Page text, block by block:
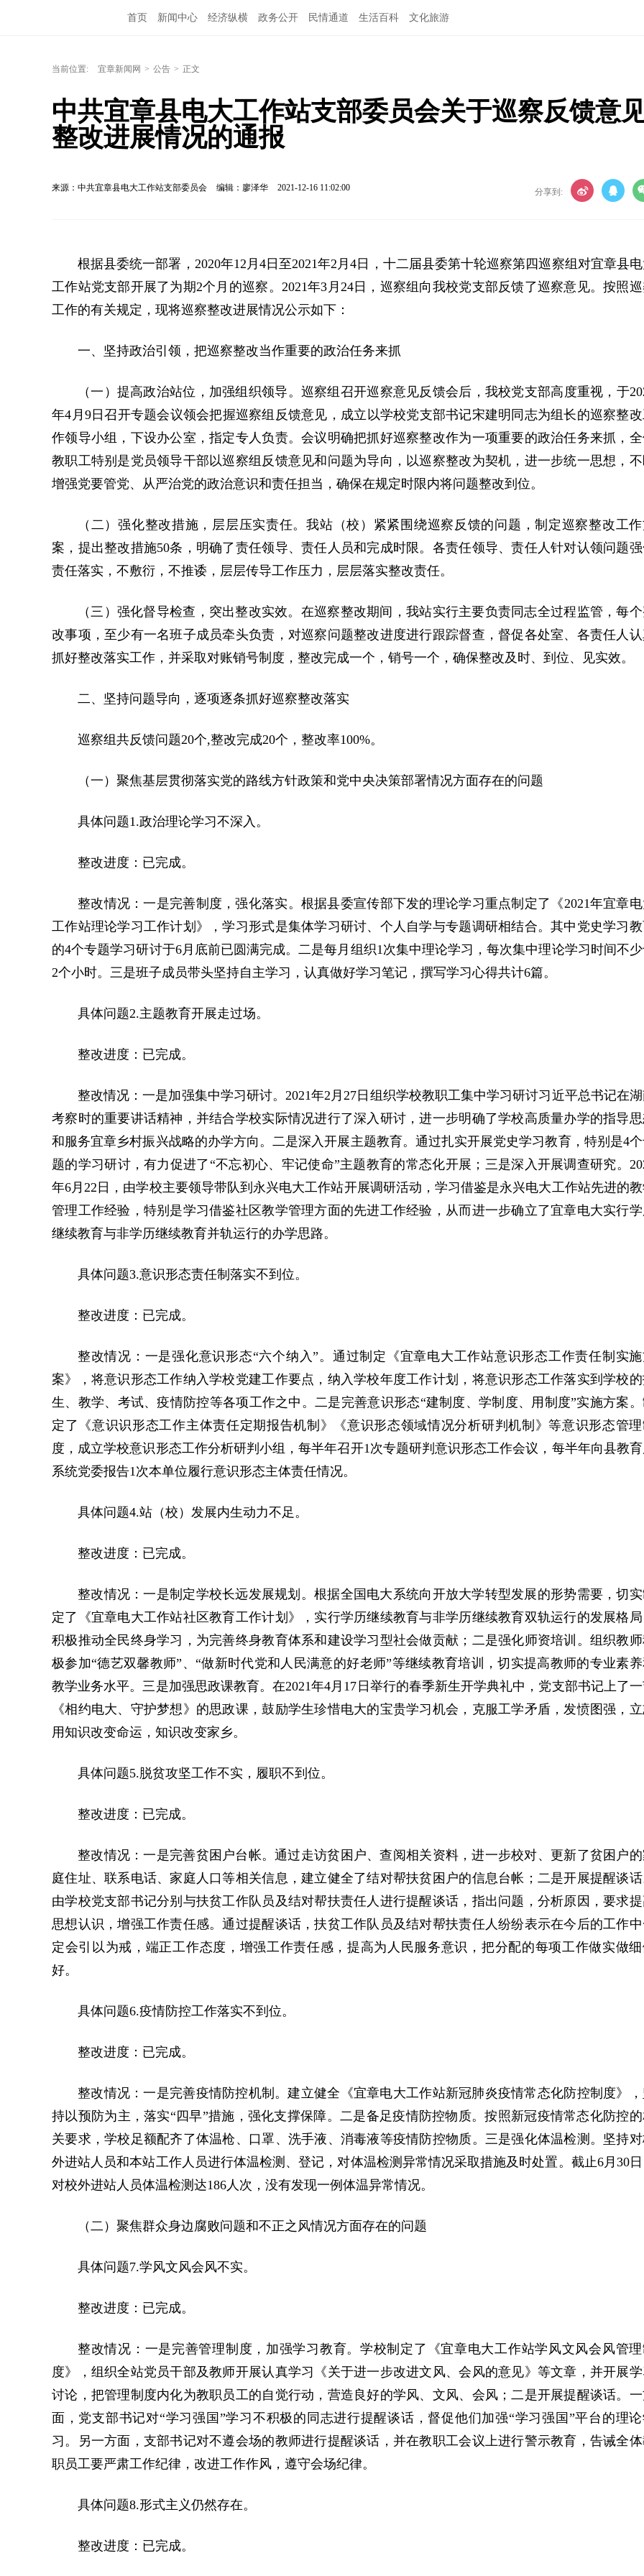
首页 新闻中心 经济纵横 政务公开 民情通道 生活百科 文化旅游
当前位置: 宜章新闻网 > 公告 > 正文
中共宜章县电大工作站支部委员会关于巡察反馈意
整改进展情况的通报
来源：中共宜章县电大工作站支部委员会 编辑：廖泽华 2021-12-16 11:02:00 分享到:
根据县委统一部署，2020年12月4日至2021年2月4日，十二届县委第十轮巡察第四巡察组对宜章县
工作站党支部开展了为期2个月的巡察。2021年3月24日，巡察组向我校党支部反馈了巡察意见。按照
工作的有关规定，现将巡察整改进展情况公示如下：
一、坚持政治引领，把巡察整改当作重要的政治任务来抓
（一）提高政治站位，加强组织领导。巡察组召开巡察意见反馈会后，我校党支部高度重视，于
年4月9日召开专题会议领会把握巡察组反馈意见，成立以学校党支部书记宋建明同志为组长的巡察整
作领导小组，下设办公室，指定专人负责。会议明确把抓好巡察整改作为一项重要的政治任务来抓，
教职工特别是党员领导干部以巡察组反馈意见和问题为导向，以巡察整改为契机，进一步统一思想，
增强党要管党、从严治党的政治意识和责任担当，确保在规定时限内将问题整改到位。
（二）强化整改措施，层层压实责任。我站（校）紧紧围绕巡察反馈的问题，制定巡察整改工
案，提出整改措施50条，明确了责任领导、责任人员和完成时限。各责任领导、责任人针对认领问题
责任落实，不敷衍，不推诿，层层传导工作压力，层层落实整改责任。
（三）强化督导检查，突出整改实效。在巡察整改期间，我站实行主要负责同志全过程监管，每
改事项，至少有一名班子成员牵头负责，对巡察问题整改进度进行跟踪督查，督促各处室、各责任人
抓好整改落实工作，并采取对账销号制度，整改完成一个，销号一个，确保整改及时、到位、见实效。
二、坚持问题导向，逐项逐条抓好巡察整改落实
巡察组共反馈问题20个,整改完成20个，整改率100%。
（一）聚焦基层贯彻落实党的路线方针政策和党中央决策部署情况方面存在的问题
具体问题1.政治理论学习不深入。
整改进度：已完成。
整改情况：一是完善制度，强化落实。根据县委宣传部下发的理论学习重点制定了《2021年宜章
工作站理论学习工作计划》，学习形式是集体学习研讨、个人自学与专题调研相结合。其中党史学习
的4个专题学习研讨于6月底前已圆满完成。二是每月组织1次集中理论学习，每次集中理论学习时间不
2个小时。三是班子成员带头坚持自主学习，认真做好学习笔记，撰写学习心得共计6篇。
具体问题2.主题教育开展走过场。
整改进度：已完成。
整改情况：一是加强集中学习研讨。2021年2月27日组织学校教职工集中学习研讨习近平总书记在
考察时的重要讲话精神，并结合学校实际情况进行了深入研讨，进一步明确了学校高质量办学的指导
和服务宜章乡村振兴战略的办学方向。二是深入开展主题教育。通过扎实开展党史学习教育，特别是4
题的学习研讨，有力促进了“不忘初心、牢记使命”主题教育的常态化开展；三是深入开展调查研究。
年6月22日，由学校主要领导带队到永兴电大工作站开展调研活动，学习借鉴是永兴电大工作站先进的
管理工作经验，特别是学习借鉴社区教学管理方面的先进工作经验，从而进一步确立了宜章电大实行
继续教育与非学历继续教育并轨运行的办学思路。
具体问题3.意识形态责任制落实不到位。
整改进度：已完成。
整改情况：一是强化意识形态“六个纳入”。通过制定《宜章电大工作站意识形态工作责任制实
案》，将意识形态工作纳入学校党建工作要点，纳入学校年度工作计划，将意识形态工作落实到学校
生、教学、考试、疫情防控等各项工作之中。二是完善意识形态“建制度、学制度、用制度”实施方案。
定了《意识识形态工作主体责任定期报告机制》《意识形态领域情况分析研判机制》等意识形态管理
度，成立学校意识形态工作分析研判小组，每半年召开1次专题研判意识形态工作会议，每半年向县教
系统党委报告1次本单位履行意识形态主体责任情况。
具体问题4.站（校）发展内生动力不足。
整改进度：已完成。
整改情况：一是制定学校长远发展规划。根据全国电大系统向开放大学转型发展的形势需要，切实
定了《宜章电大工作站社区教育工作计划》，实行学历继续教育与非学历继续教育双轨运行的发展格局
积极推动全民终身学习，为完善终身教育体系和建设学习型社会做贡献；二是强化师资培训。组织教
极参加“德艺双馨教师”、“做新时代党和人民满意的好老师”等继续教育培训，切实提高教师的专业素养
教学业务水平。三是加强思政课教育。在2021年4月17日举行的春季新生开学典礼中，党支部书记上了
《相约电大、守护梦想》的思政课，鼓励学生珍惜电大的宝贵学习机会，克服工学矛盾，发愤图强，
用知识改变命运，知识改变家乡。
具体问题5.脱贫攻坚工作不实，履职不到位。
整改进度：已完成。
整改情况：一是完善贫困户台帐。通过走访贫困户、查阅相关资料，进一步校对、更新了贫困户
庭住址、联系电话、家庭人口等相关信息，建立健全了结对帮扶贫困户的信息台帐；二是开展提醒谈话
由学校党支部书记分别与扶贫工作队员及结对帮扶责任人进行提醒谈话，指出问题，分析原因，要求
思想认识，增强工作责任感。通过提醒谈话，扶贫工作队员及结对帮扶责任人纷纷表示在今后的工作
定会引以为戒，端正工作态度，增强工作责任感，提高为人民服务意识，把分配的每项工作做实做细
好。
具体问题6.疫情防控工作落实不到位。
整改进度：已完成。
整改情况：一是完善疫情防控机制。建立健全《宜章电大工作站新冠肺炎疫情常态化防控制度》
持以预防为主，落实“四早”措施，强化支撑保障。二是备足疫情防控物质。按照新冠疫情常态化防控的
关要求，学校足额配齐了体温枪、口罩、洗手液、消毒液等疫情防控物质。三是强化体温检测。坚持
外进站人员和本站工作人员进行体温检测、登记，对体温检测异常情况采取措施及时处置。截止6月30日
对校外进站人员体温检测达186人次，没有发现一例体温异常情况。
（二）聚焦群众身边腐败问题和不正之风情况方面存在的问题
具体问题7.学风文风会风不实。
整改进度：已完成。
整改情况：一是完善管理制度，加强学习教育。学校制定了《宜章电大工作站学风文风会风管理
度》，组织全站党员干部及教师开展认真学习《关于进一步改进文风、会风的意见》等文章，并开展学
讨论，把管理制度内化为教职员工的自觉行动，营造良好的学风、文风、会风；二是开展提醒谈话。
面，党支部书记对“学习强国”学习不积极的同志进行提醒谈话，督促他们加强“学习强国”平台的理论
习。另一方面，支部书记对不遵会场的教师进行提醒谈话，并在教职工会议上进行警示教育，告诫全
职员工要严肃工作纪律，改进工作作风，遵守会场纪律。
具体问题8.形式主义仍然存在。
整改进度：已完成。